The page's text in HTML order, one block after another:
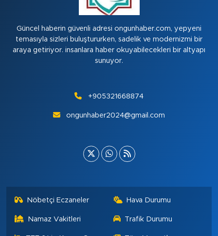
Güncel haberin güvenli adresi ongunhaber.com, yepyeni
temasıyla sizleri buluştururken, sadelik ve modernizmi bir
araya getiriyor. insanlara haber okuyabilecekleri bir altyapı
sunuyor.
+905321668874
ongunhaber2024@gmail.com
Nöbetçi Eczaneler Hava Durumu
Namaz Vakitleri Trafik Durumu